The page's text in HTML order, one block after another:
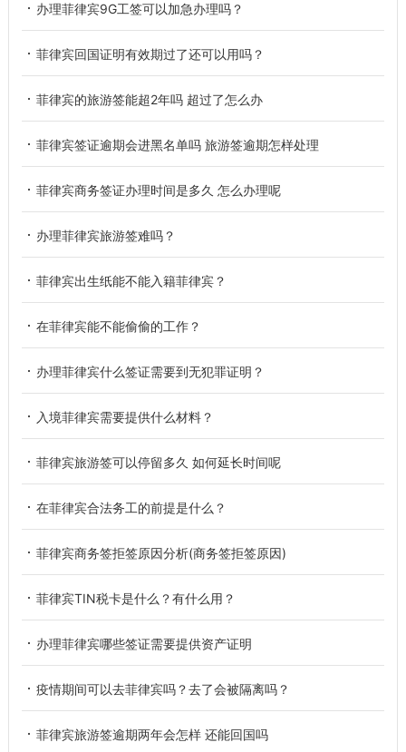
办理菲律宾9G工签可以加急办理吗？
菲律宾回国证明有效期过了还可以用吗？
菲律宾的旅游签能超2年吗 超过了怎么办
菲律宾签证逾期会进黑名单吗 旅游签逾期怎样处理
菲律宾商务签证办理时间是多久 怎么办理呢
办理菲律宾旅游签难吗？
菲律宾出生纸能不能入籍菲律宾？
在菲律宾能不能偷偷的工作？
办理菲律宾什么签证需要到无犯罪证明？
入境菲律宾需要提供什么材料？
菲律宾旅游签可以停留多久 如何延长时间呢
在菲律宾合法务工的前提是什么？
菲律宾商务签拒签原因分析(商务签拒签原因)
菲律宾TIN税卡是什么？有什么用？
办理菲律宾哪些签证需要提供资产证明
疫情期间可以去菲律宾吗？去了会被隔离吗？
菲律宾旅游签逾期两年会怎样 还能回国吗